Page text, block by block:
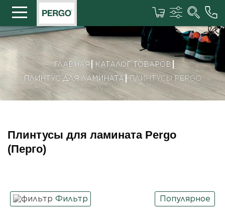
ГЛАВНАЯ
КАТАЛОГ ТОВАРОВ
ПЛИНТУС ДЛЯ ЛАМИНАТА
ПЛИНТУСЫ PERGO
Плинтусы для ламината Pergo
(Перго)
Фильтр Популярное